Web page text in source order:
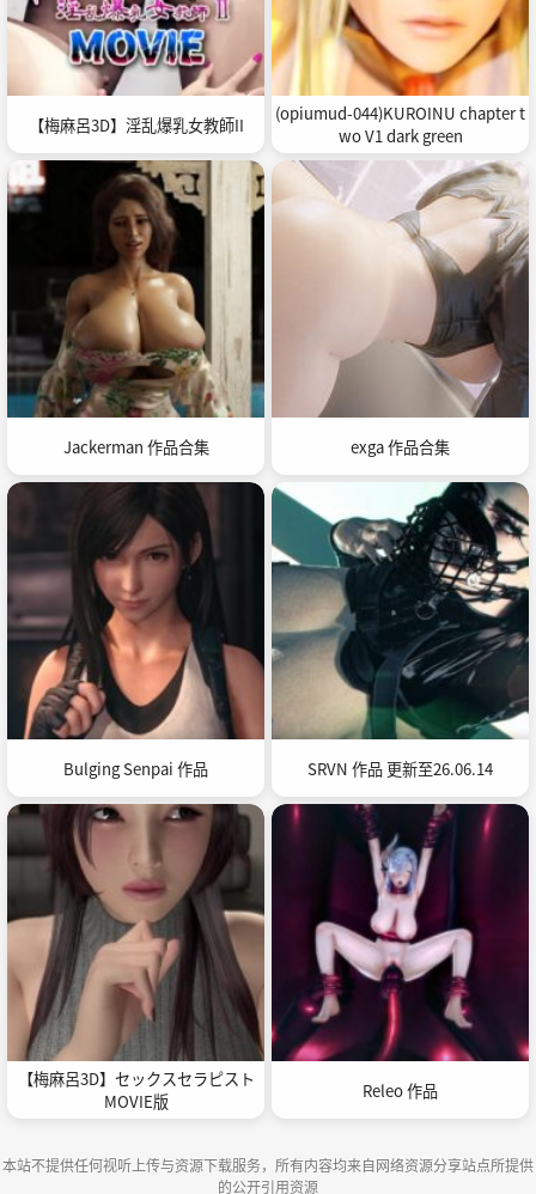
【梅麻呂3D】淫乱爆乳女教師II
(opiumud-044)KUROINU chapter t
wo V1 dark green
Jackerman 作品合集 exga 作品合集
Bulging Senpai 作品 SRVN 作品 更新至26.06.14
【梅麻呂3D】セックスセラピスト
MOVIE版
Releo 作品
本站不提供任何视听上传与资源下载服务，所有内容均来自网络资源分享站点所提供
的公开引用资源